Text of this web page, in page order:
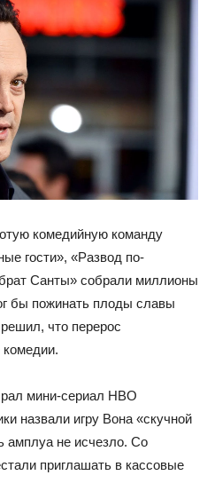
комедийную команду
гости», «Развод по-
Санты» собрали миллионы
бы пожинать плоды славы
что перерос
мини-сериал HBO
назвали игру Вона «скучной
амплуа не исчезло. Со
приглашать в кассовые